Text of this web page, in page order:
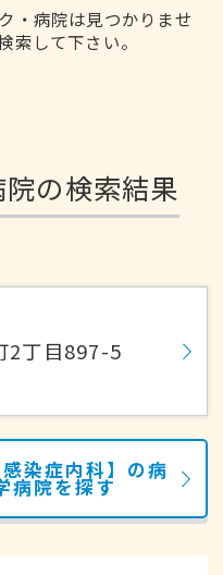
・病院は見つかりませ
索して下さい。
の検索結果
2丁目897-5
染症内科】の病
病院を探す